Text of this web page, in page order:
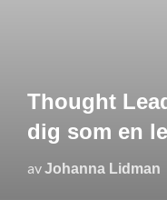
Thought
dig som en
avJohanna Lidman